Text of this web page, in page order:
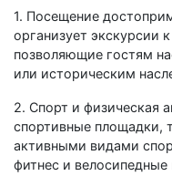
1. Посещение
организует экскурсии
позволяющие гостям
или историческим
2. Спорт и физическая
спортивные площадки,
активными видами
фитнес и велосипедные